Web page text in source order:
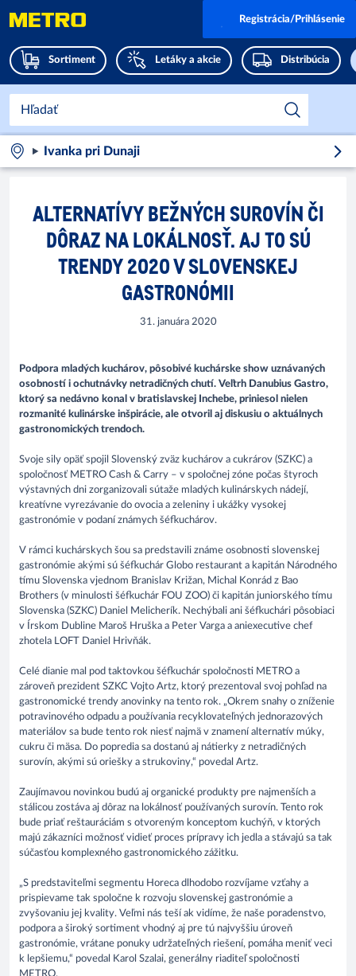
Sortiment Letáky a akcie Distribúcia
Registrácia/Prihlásenie
Ivanka pri Dunaji
ALTERNATÍVY BEŽNÝCH SUROVÍN ČI
DÔRAZ NA LOKÁLNOSŤ. AJ TO SÚ
TRENDY 2020 V SLOVENSKEJ
GASTRONÓMII
31. januára 2020
Podpora mladých kuchárov, pôsobivé kuchárske show uznávaných
osobností i ochutnávky netradičných chutí. Veľtrh Danubius Gastro,
ktorý sa nedávno konal v bratislavskej Inchebe, priniesol nielen
rozmanité kulinárske inšpirácie, ale otvoril aj diskusiu o aktuálnych
gastronomických trendoch.
Svoje sily opäť spojil Slovenský zväz kuchárov a cukrárov (SZKC) a
spoločnosť METRO Cash & Carry – v spoločnej zóne počas štyroch
výstavných dni zorganizovali sútaže mladých kulinárskych nádejí,
kreatívne vyrezávanie do ovocia a zeleniny i ukážky vysokej
gastronómie v podaní známych šéfkuchárov.
V rámci kuchárskych šou sa predstavili známe osobnosti slovenskej
gastronómie akými sú šéfkuchár Globo restaurant a kapitán Národného
tímu Slovenska vjednom Branislav Križan, Michal Konrád z Bao
Brothers (v minulosti šéfkuchár FOU ZOO) či kapitán juniorského tímu
Slovenska (SZKC) Daniel Melicherík. Nechýbali ani šéfkuchári pôsobiaci
v Írskom Dubline Maroš Hruška a Peter Varga a aniexecutive chef
zhotela LOFT Daniel Hrivňák.
Celé dianie mal pod taktovkou šéfkuchár spoločnosti METRO a
zároveň prezident SZKC Vojto Artz, ktorý prezentoval svoj pohľad na
gastronomické trendy anovinky na tento rok. „Okrem snahy o zníženie
potravinového odpadu a používania recyklovateľných jednorazových
materiálov sa bude tento rok niesť najmä v znamení alternatív múky,
cukru či mäsa. Do popredia sa dostanú aj nátierky z netradičných
surovín, akými sú oriešky a strukoviny,“ povedal Artz.
Zaujímavou novinkou budú aj organické produkty pre najmenších a
stálicou zostáva aj dôraz na lokálnosť používaných surovín. Tento rok
bude priať reštauráciám s otvoreným konceptom kuchýň, v ktorých
majú zákazníci možnosť vidieť proces prípravy ich jedla a stávajú sa tak
súčasťou komplexného gastronomického zážitku.
„S predstaviteľmi segmentu Horeca dlhodobo rozvíjame vzťahy a
prispievame tak spoločne k rozvoju slovenskej gastronómie a
zvyšovaniu jej kvality. Veľmi nás teší ak vidíme, že naše poradenstvo,
podpora a široký sortiment vhodný aj pre tú najvyššiu úroveň
gastronómie, vrátane ponuky udržateľných riešení, pomáha meniť veci
k lepšiemu,“ povedal Karol Szalai, generálny riaditeľ spoločnosti